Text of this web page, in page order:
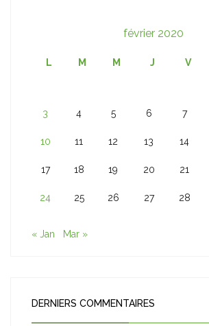
février 2020
L M M J V
3 4 5 6 7
10 11 12 13 14
17 18 19 20 21
24 25 26 27 28
« Jan Mar »
DERNIERS COMMENTAIRES